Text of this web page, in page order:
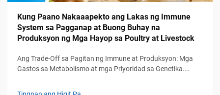
Kung Paano Nakaaapekto ang Lakas ng Immune
System sa Pagganap at Buong Buhay na
Produksyon ng Mga Hayop sa Poultry at Livestock
Ang Trade-Off sa Pagitan ng Immune at Produksyon: Mga
Gastos sa Metabolismo at mga Priyoridad sa Genetika.